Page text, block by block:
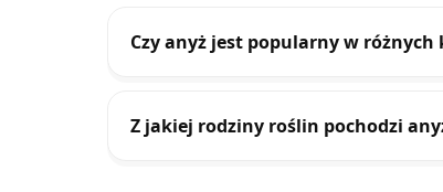
Czy anyż jest popularny w
Z jakiej rodziny roślin pochodzi